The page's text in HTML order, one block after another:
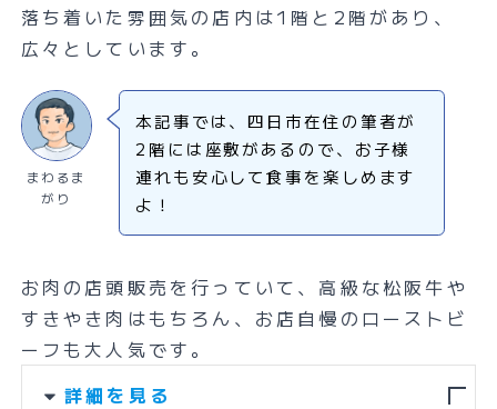
落ち着いた雰囲気の店内は1階と2階があり、
広々としています。
まわるま
がり
本記事では、四日市在住の筆者が
2階には座敷があるので、お子様
連れも安心して食事を楽しめます
よ！
お肉の店頭販売を行っていて、高級な松阪牛や
すきやき肉はもちろん、お店自慢のローストビ
ーフも大人気です。
詳細を見る